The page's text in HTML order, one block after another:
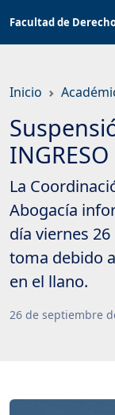
contenido
Facultad de
Inicio
La
Abogacía
día viernes
toma debido
en el llano.
26 de septiembre